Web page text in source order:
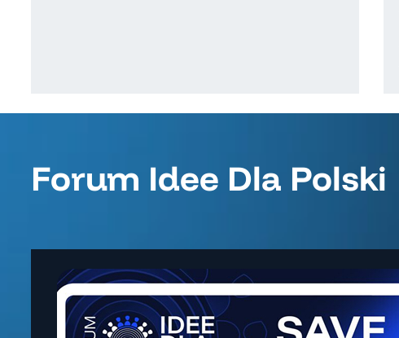
Forum Idee Dla Polski